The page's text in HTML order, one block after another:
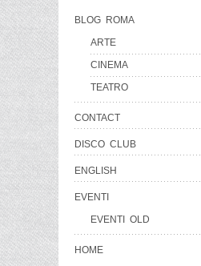
BLOG ROMA
ARTE
CINEMA
TEATRO
CONTACT
DISCO CLUB
ENGLISH
EVENTI
EVENTI OLD
HOME